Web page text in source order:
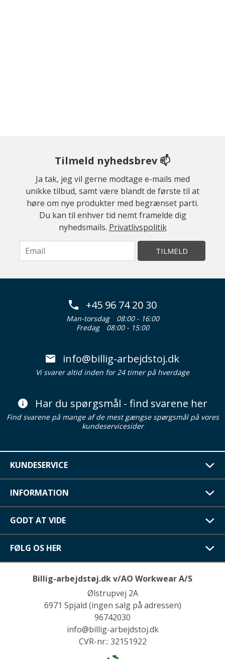
Tilmeld nyhedsbrev 📫
Ja tak, jeg vil gerne modtage e-mails med
unikke tilbud, samt være blandt de første til at
høre om nye produkter med begrænset parti.
Du kan til enhver tid nemt framelde dig
nyhedsmails. Privatlivspolitik
TILMELD
+45 96 74 20 30
Man-torsdag
08:00 - 16:00
Fredag
08:00 - 15:00
info@billig-arbejdstoj.dk
Vi svarer altid inden for 24 timer på hverdage
Har du spørgsmål - find svarene her
Find svarene på mange af de mest gængse spørgsmål på vores
kundeservicesider
KUNDESERVICE
INFORMATION
GODT AT VIDE
FØLG OS HER
Billig-arbejdstøj.dk v/AO Workwear A/S
Ølstrupvej 2A
6971 Spjald (ingen salg på adressen)
96742030
info@billig-arbejdstoj.dk
CVR-nr.: 32151922